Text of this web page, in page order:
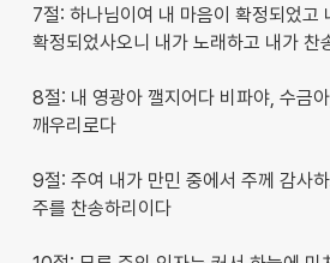
​7절: 하나님이여 내 마음이 확정되었고
확정되었사오니 내가 노래하고 내가 찬
​8절: 내 영광아 깰지어다 비파야, 수금
깨우리로다
​9절: 주여 내가 만민 중에서 주께 감사
주를 찬송하리이다